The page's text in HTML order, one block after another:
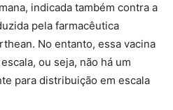
indicada também contra a
pela farmacêutica
No entanto, essa vacina
ou seja, não há um
para distribuição em escala